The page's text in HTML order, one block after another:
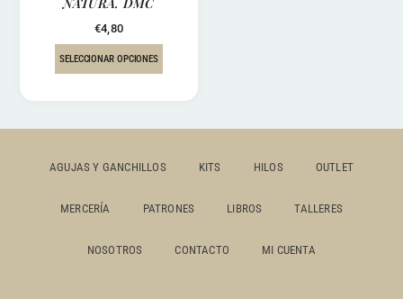
€4,80
SELECCIONAR OPCIONES
AGUJAS Y GANCHILLOS KITS HILOS OUTLET
MERCERÍA PATRONES LIBROS TALLERES
NOSOTROS CONTACTO MI CUENTA